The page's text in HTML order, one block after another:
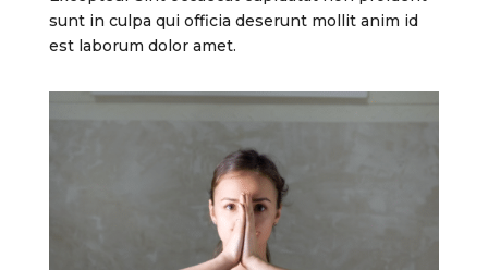
sunt in culpa qui officia deserunt mollit anim id
est laborum dolor amet.